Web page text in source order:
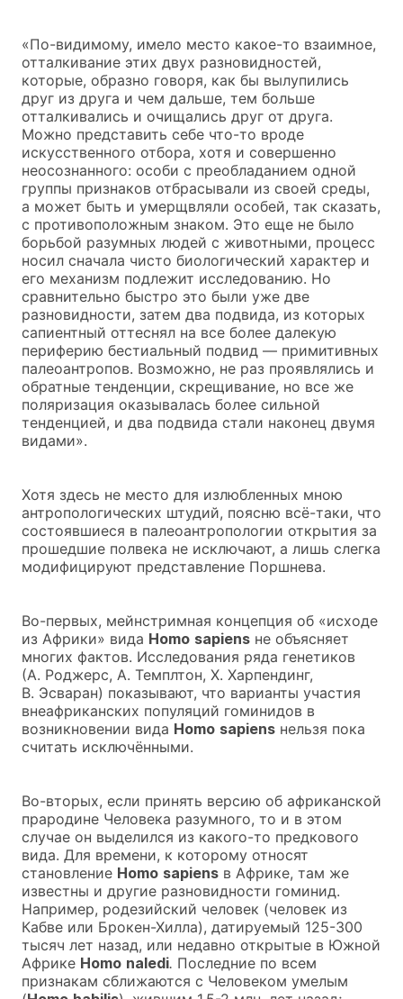
«По-видимому, имело место какое-то взаимное,
отталкивание этих двух разновидностей,
которые, образно говоря, как бы вылупились
друг из друга и чем дальше, тем больше
отталкивались и очищались друг от друга.
Можно представить себе что-то вроде
искусственного отбора, хотя и совершенно
неосознанного: особи с преобладанием одной
группы признаков отбрасывали из своей среды,
а может быть и умерщвляли особей, так сказать,
с противоположным знаком. Это еще не было
борьбой разумных людей с животными, процесс
носил сначала чисто биологический характер и
его механизм подлежит исследованию. Но
сравнительно быстро это были уже две
разновидности, затем два подвида, из которых
сапиентный оттеснял на все более далекую
периферию бестиальный подвид — примитивных
палеоантропов. Возможно, не раз проявлялись и
обратные тенденции, скрещивание, но все же
поляризация оказывалась более сильной
тенденцией, и два подвида стали наконец двумя
видами».
Хотя здесь не место для излюбленных мною
антропологических штудий, поясню всё-таки, что
состоявшиеся в палеоантропологии открытия за
прошедшие полвека не исключают, а лишь слегка
модифицируют представление Поршнева.
Во-первых, мейнстримная концепция об «исходе
из Африки» вида Homo sapiens не объясняет
многих фактов. Исследования ряда генетиков
(А. Роджерс, А. Темплтон, Х. Харпендинг,
В. Эсваран) показывают, что варианты участия
внеафриканских популяций гоминидов в
возникновении вида Homo sapiens нельзя пока
считать исключёнными.
Во-вторых, если принять версию об африканской
прародине Человека разумного, то и в этом
случае он выделился из какого-то предкового
вида. Для времени, к которому относят
становление Homo sapiens в Африке, там же
известны и другие разновидности гоминид.
Например, родезийский человек (человек из
Кабве или Брокен-Хилла), датируемый 125-300
тысяч лет назад, или недавно открытые в Южной
Африке Homo naledi. Последние по всем
признакам сближаются с Человеком умелым